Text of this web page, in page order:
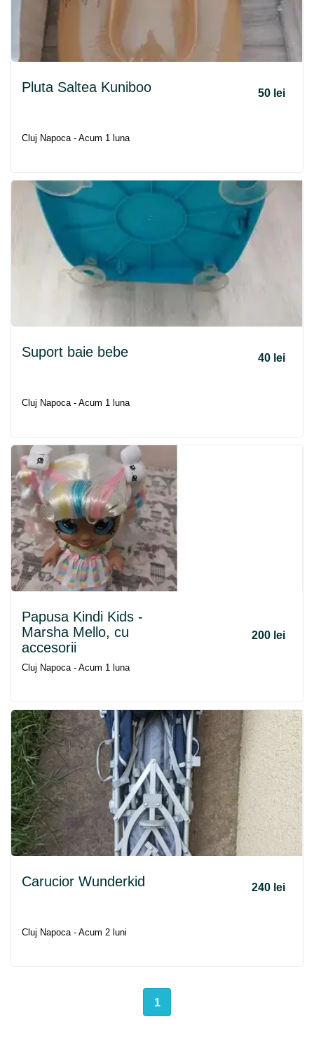
Pluta Saltea Kuniboo 50 lei
Cluj Napoca - Acum 1 luna
Suport baie bebe 40 lei
Cluj Napoca - Acum 1 luna
Papusa Kindi Kids -
Marsha Mello, cu
accesorii
200 lei
Cluj Napoca - Acum 1 luna
Carucior Wunderkid 240 lei
Cluj Napoca - Acum 2 luni
1